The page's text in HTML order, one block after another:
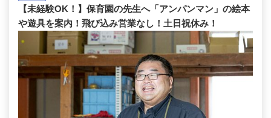
【未経験OK！】保育園の先生へ「アンパンマン」の絵本
や遊具を案内！飛び込み営業なし！土日祝休み！